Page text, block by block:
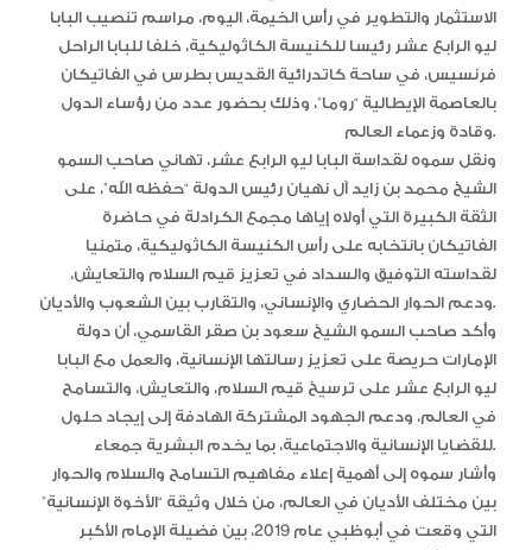
الاستثمار والتطوير في رأس الخيمة، اليوم، مراسم تنصيب البابا
ليو الرابع عشر رئيسا للكنيسة الكاثوليكية، خلفا للبابا الراحل
فرنسيس، في ساحة كاتدرائية القديس بطرس في الفاتيكان
بالعاصمة الإيطالية “روما”، وذلك بحضور عدد من رؤساء الدول
وقادة وزعماء العالم.
ونقل سموه لقداسة البابا ليو الرابع عشر، تهاني صاحب السمو
الشيخ محمد بن زايد آل نهيان رئيس الدولة “حفظه الله”، على
الثقة الكبيرة التي أولاه إياها مجمع الكرادلة في حاضرة
الفاتيكان بانتخابه على رأس الكنيسة الكاثوليكية، متمنيا
لقداسته التوفيق والسداد في تعزيز قيم السلام والتعايش،
ودعم الحوار الحضاري والإنساني، والتقارب بين الشعوب والأديان.
وأكد صاحب السمو الشيخ سعود بن صقر القاسمي، أن دولة
الإمارات حريصة على تعزيز رسالتها الإنسانية، والعمل مع البابا
ليو الرابع عشر على ترسيخ قيم السلام، والتعايش، والتسامح
في العالم، ودعم الجهود المشتركة الهادفة إلى إيجاد حلول
للقضايا الإنسانية والاجتماعية، بما يخدم البشرية جمعاء.
وأشار سموه إلى أهمية إعلاء مفاهيم التسامح والسلام والحوار
بين مختلف الأديان في العالم، من خلال وثيقة “الأخوة الإنسانية”
التي وقعت في أبوظبي عام 2019، بين فضيلة الإمام الأكبر